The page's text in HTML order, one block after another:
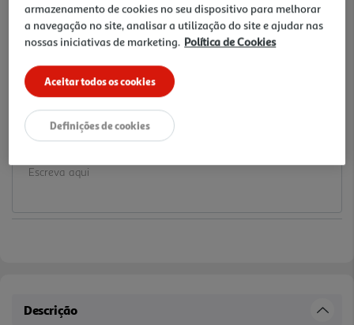
0.75 €/un
0,75 €
Notas de preparação
Descrição
armazenamento de cookies no seu dispositivo para melhorar
a navegação no site, analisar a utilização do site e ajudar nas
nossas iniciativas de marketing. Política de Cookies
Aceitar todos os cookies
Definições de cookies